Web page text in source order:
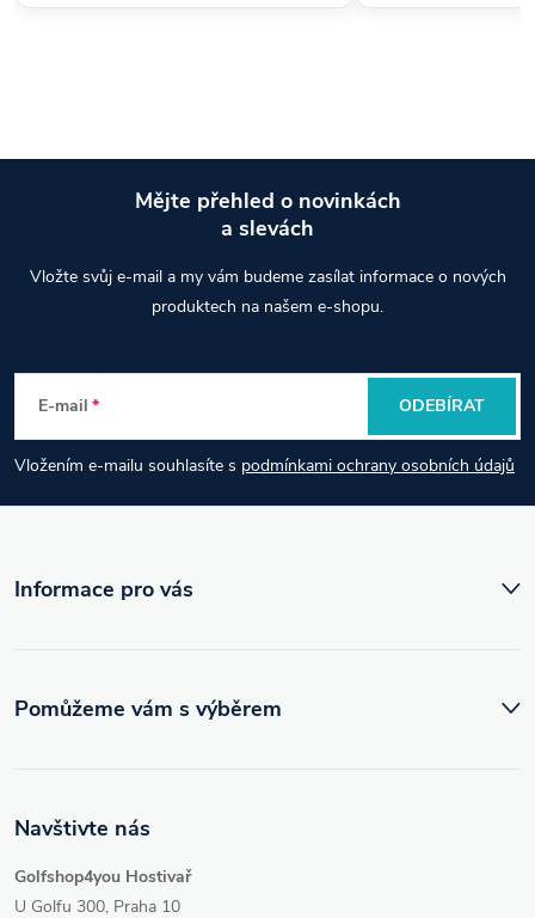
p
a
t
Mějte přehled o novinkách
a slevách
Vložte svůj e-mail a my vám budeme zasílat informace o nových
produktech na našem e-shopu.
E-mail
Vložením e-mailu souhlasíte s podmínkami ochrany osobních údajů
ODEBÍRAT
Informace pro vás
Navštivte nás
Golfshop4you Hostivař
U Golfu 300, Praha 10
Pomůžeme vám s výběrem